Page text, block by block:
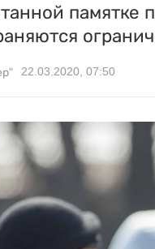
памятке
22.03.2020, 07:50